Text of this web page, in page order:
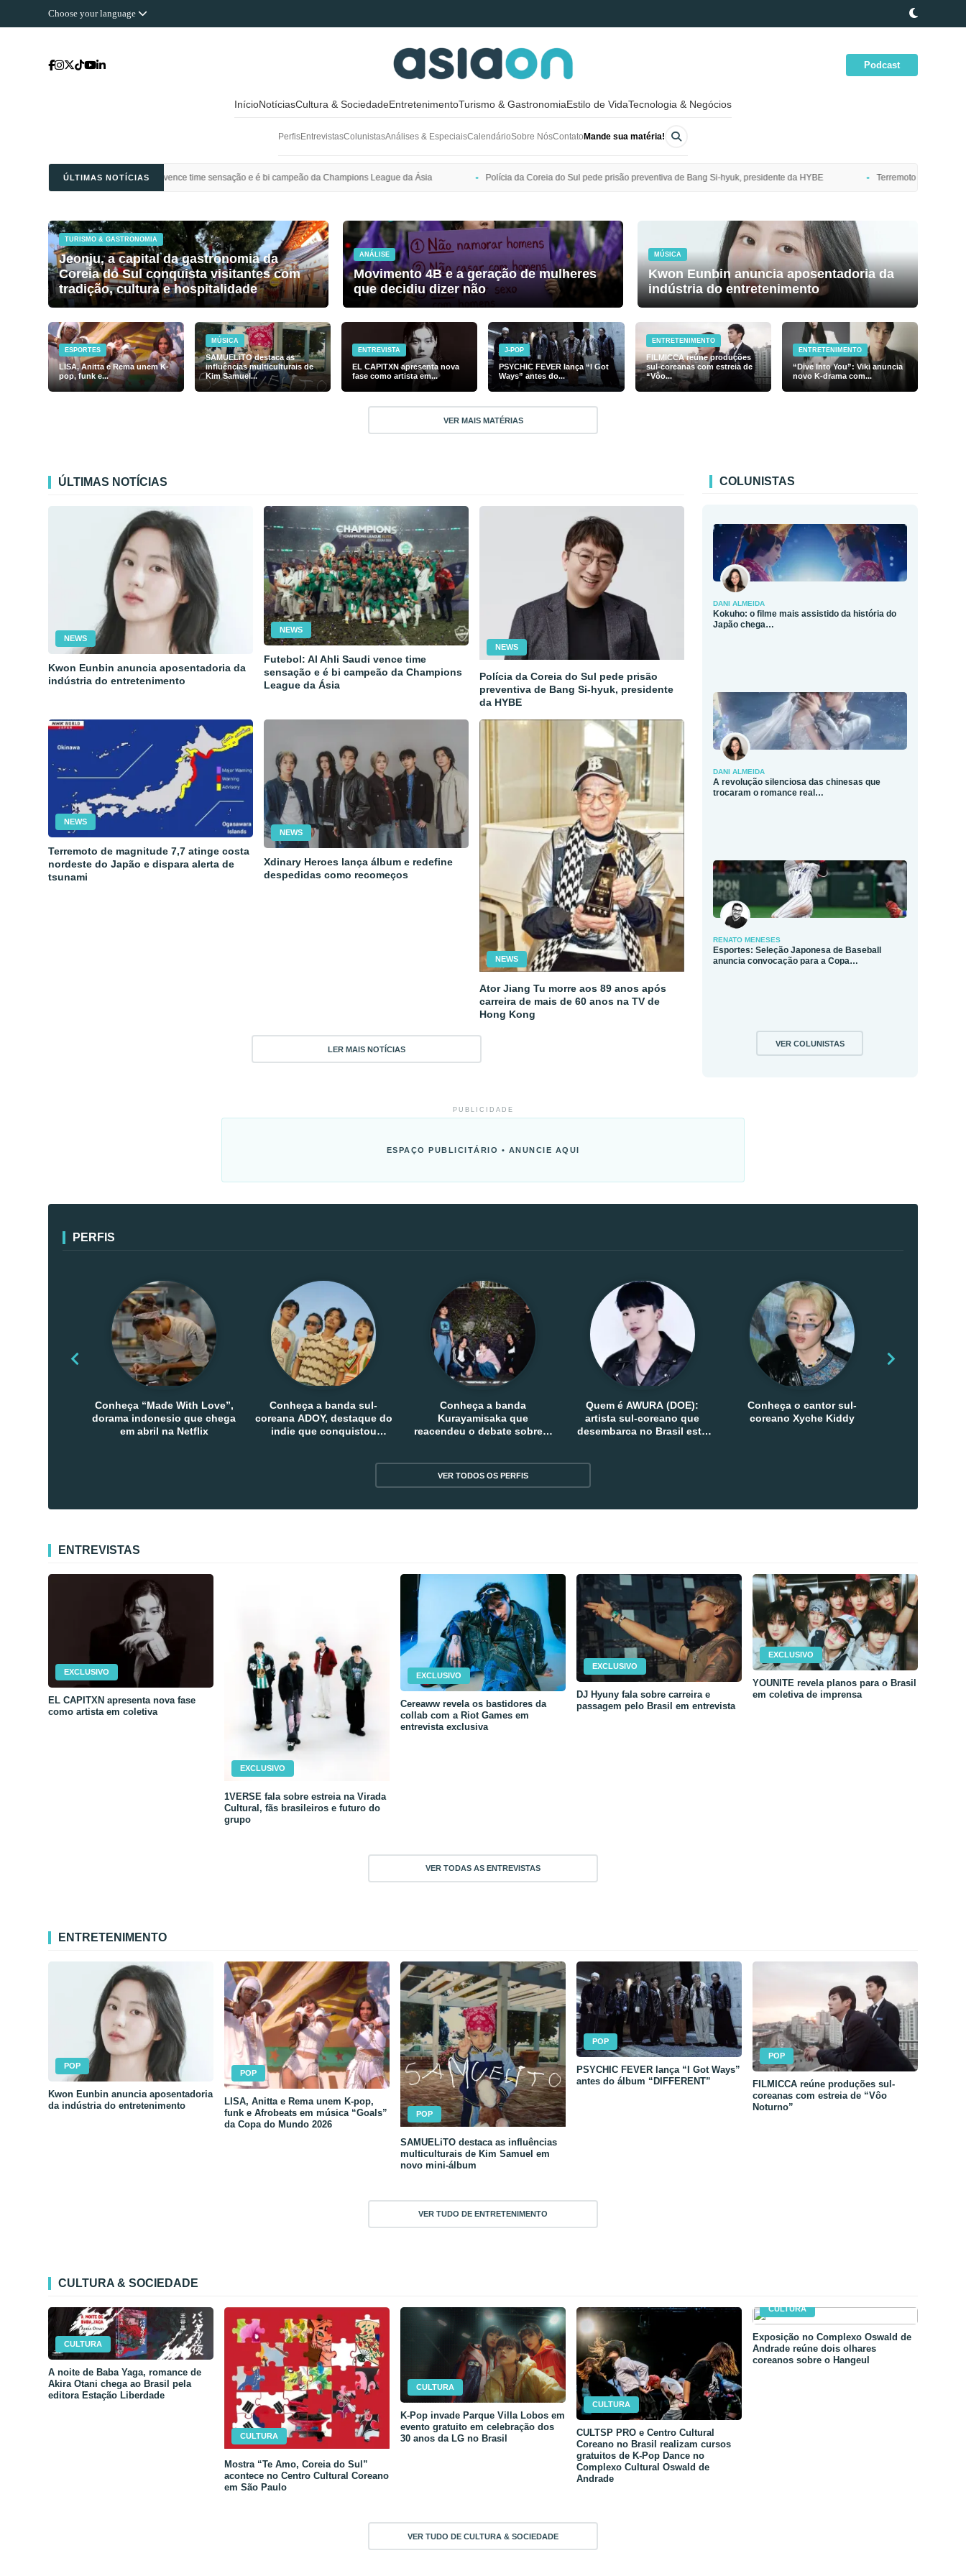
Choose your language
Podcast
InícioNotíciasCultura & SociedadeEntretenimentoTurismo & GastronomiaEstilo de VidaTecnologia & Negócios
PerfisEntrevistasColunistasAnálises & EspeciaisCalendárioSobre NósContato Mande sua matéria!
ÚLTIMAS NOTÍCIAS
Saudi vence time sensação e é bi campeão da Champions League da Ásia Polícia da Coreia do Sul pede prisão preventiva de Bang Si-hyuk, presidente da HYBE Terremoto de magnitude 7,7 atinge costa nordeste do
TURISMO & GASTRONOMIA
Jeonju, a capital da gastronomia da
Coreia do Sul conquista visitantes com
tradição, cultura e hospitalidade
ANÁLISE
Movimento 4B e a geração de mulheres
que decidiu dizer não
MÚSICA
Kwon Eunbin anuncia aposentadoria da
indústria do entretenimento
ESPORTES
LISA, Anitta e Rema unem K-
pop, funk e...
MÚSICA
SAMUELiTO destaca as
influências multiculturais de
Kim Samuel...
ENTREVISTA
EL CAPITXN apresenta nova
fase como artista em...
J-POP
PSYCHIC FEVER lança “I Got
Ways” antes do...
ENTRETENIMENTO
FILMICCA reúne produções
sul-coreanas com estreia de
“Vôo...
ENTRETENIMENTO
“Dive Into You”: Viki anuncia
novo K-drama com...
VER MAIS MATÉRIAS
ÚLTIMAS NOTÍCIAS
NEWS
Kwon Eunbin anuncia aposentadoria da
indústria do entretenimento
NEWS
Futebol: Al Ahli Saudi vence time
sensação e é bi campeão da Champions
League da Ásia
NEWS
Polícia da Coreia do Sul pede prisão
preventiva de Bang Si-hyuk, presidente
da HYBE
NEWS
Terremoto de magnitude 7,7 atinge costa
nordeste do Japão e dispara alerta de
tsunami
NEWS
Xdinary Heroes lança álbum e redefine
despedidas como recomeços
NEWS
Ator Jiang Tu morre aos 89 anos após
carreira de mais de 60 anos na TV de
Hong Kong
LER MAIS NOTÍCIAS
COLUNISTAS
DANI ALMEIDA
Kokuho: o filme mais assistido da história do
Japão chega…
DANI ALMEIDA
A revolução silenciosa das chinesas que
trocaram o romance real…
RENATO MENESES
Esportes: Seleção Japonesa de Baseball
anuncia convocação para a Copa…
VER COLUNISTAS
PUBLICIDADE
ESPAÇO PUBLICITÁRIO • ANUNCIE AQUI
PERFIS
Conheça “Made With Love”,
dorama indonesio que chega
em abril na Netflix
Conheça a banda sul-
coreana ADOY, destaque do
indie que conquistou
Conheça a banda
Kurayamisaka que
reacendeu o debate sobre o
Quem é AWURA (DOE):
artista sul-coreano que
desembarca no Brasil esta
Conheça o cantor sul-
coreano Xyche Kiddy
VER TODOS OS PERFIS
ENTREVISTAS
EXCLUSIVO
EL CAPITXN apresenta nova fase
como artista em coletiva
EXCLUSIVO
1VERSE fala sobre estreia na Virada
Cultural, fãs brasileiros e futuro do
grupo
EXCLUSIVO
Cereaww revela os bastidores da
collab com a Riot Games em
entrevista exclusiva
EXCLUSIVO
DJ Hyuny fala sobre carreira e
passagem pelo Brasil em entrevista
EXCLUSIVO
YOUNITE revela planos para o Brasil
em coletiva de imprensa
VER TODAS AS ENTREVISTAS
ENTRETENIMENTO
POP
Kwon Eunbin anuncia aposentadoria
da indústria do entretenimento
POP
LISA, Anitta e Rema unem K-pop,
funk e Afrobeats em música “Goals”
da Copa do Mundo 2026
POP
SAMUELiTO destaca as influências
multiculturais de Kim Samuel em
novo mini-álbum
POP
PSYCHIC FEVER lança “I Got Ways”
antes do álbum “DIFFERENT”
POP
FILMICCA reúne produções sul-
coreanas com estreia de “Vôo
Noturno”
VER TUDO DE ENTRETENIMENTO
CULTURA & SOCIEDADE
CULTURA
A noite de Baba Yaga, romance de
Akira Otani chega ao Brasil pela
editora Estação Liberdade
CULTURA
Mostra “Te Amo, Coreia do Sul”
acontece no Centro Cultural Coreano
em São Paulo
CULTURA
K-Pop invade Parque Villa Lobos em
evento gratuito em celebração dos
30 anos da LG no Brasil
CULTURA
CULTSP PRO e Centro Cultural
Coreano no Brasil realizam cursos
gratuitos de K-Pop Dance no
Complexo Cultural Oswald de
Andrade
CULTURA
Exposição no Complexo Oswald de
Andrade reúne dois olhares
coreanos sobre o Hangeul
VER TUDO DE CULTURA & SOCIEDADE